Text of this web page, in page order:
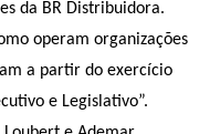
da BR Distribuidora.
operam organizações
a partir do exercício
e Legislativo”.